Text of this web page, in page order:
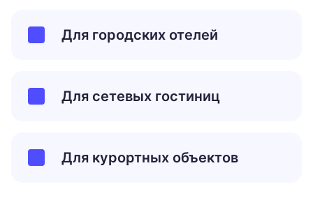
Для сетевых гостиниц
Для городских отелей
Для курортных объектов